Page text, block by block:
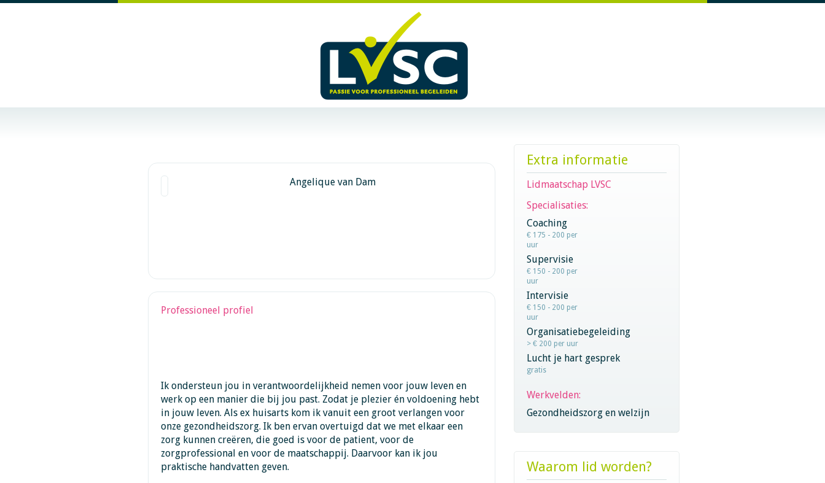
Angelique van Dam
Professioneel profiel
Ik ondersteun jou in verantwoordelijkheid nemen voor jouw leven en
werk op een manier die bij jou past. Zodat je plezier én voldoening hebt
in jouw leven. Als ex huisarts kom ik vanuit een groot verlangen voor
onze gezondheidszorg. Ik ben ervan overtuigd dat we met elkaar een
zorg kunnen creëren, die goed is voor de patient, voor de
zorgprofessional en voor de maatschappij. Daarvoor kan ik jou
praktische handvatten geven.
Extra informatie
Lidmaatschap LVSC
Specialisaties:
Coaching
€ 175 - 200 per
uur
Supervisie
€ 150 - 200 per
uur
Intervisie
€ 150 - 200 per
uur
Organisatiebegeleiding
> € 200 per uur
Lucht je hart gesprek
gratis
Werkvelden:
Gezondheidszorg en welzijn
Waarom lid worden?